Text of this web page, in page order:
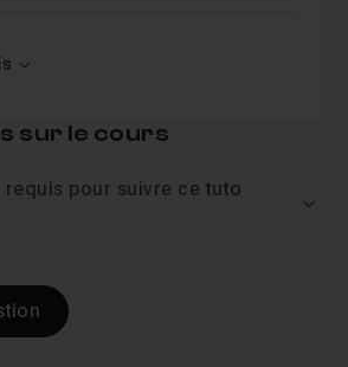
sur le cours
requis pour suivre ce tuto